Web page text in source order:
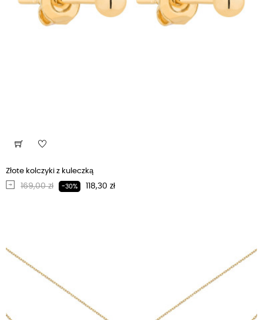
Złote kolczyki z kuleczką
Regularna cena
169,00 zł -30% Cena
118,30 zł